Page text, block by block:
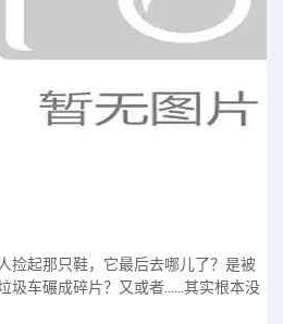
捡起那只鞋，它最后去哪儿了？是被
圾车碾成碎片？又或者……其实根本没